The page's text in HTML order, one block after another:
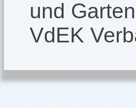
und
VdEK